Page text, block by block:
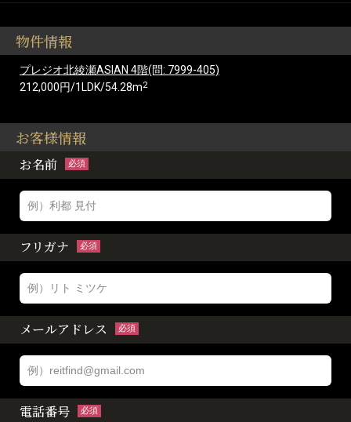
物件情報
プレジオ北綾瀬ASIAN 4階(問: 7999-405)
212,000円/1LDK/54.28m2
お客様情報
お名前 必須
フリガナ 必須
メールアドレス 必須
電話番号 必須